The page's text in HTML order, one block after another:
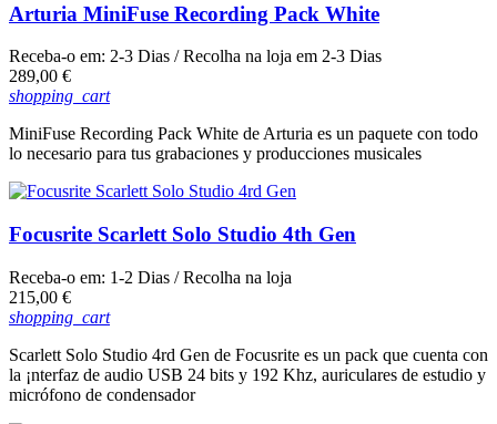
Arturia MiniFuse Recording Pack White
Receba-o em: 2-3 Dias / Recolha na loja em 2-3 Dias
Preço
289,00 €
shopping_cart
MiniFuse Recording Pack White de Arturia es un paquete con todo
lo necesario para tus grabaciones y producciones musicales
Focusrite Scarlett Solo Studio 4th Gen
Receba-o em: 1-2 Dias / Recolha na loja
Preço
215,00 €
shopping_cart
Scarlett Solo Studio 4rd Gen de Focusrite es un pack que cuenta con
la ¡nterfaz de audio USB 24 bits y 192 Khz, auriculares de estudio y
micrófono de condensador